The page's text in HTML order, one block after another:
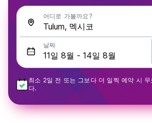
어디로 가볼까요?
날짜
최소 2일 전 또는 그보다 더 일찍 예약 시
다.